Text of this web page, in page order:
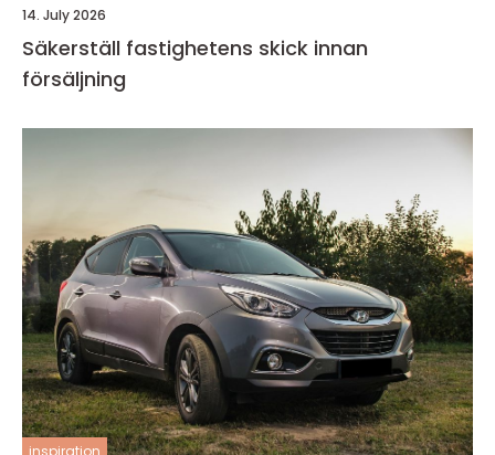
14. July 2026
Säkerställ fastighetens skick innan
försäljning
inspiration